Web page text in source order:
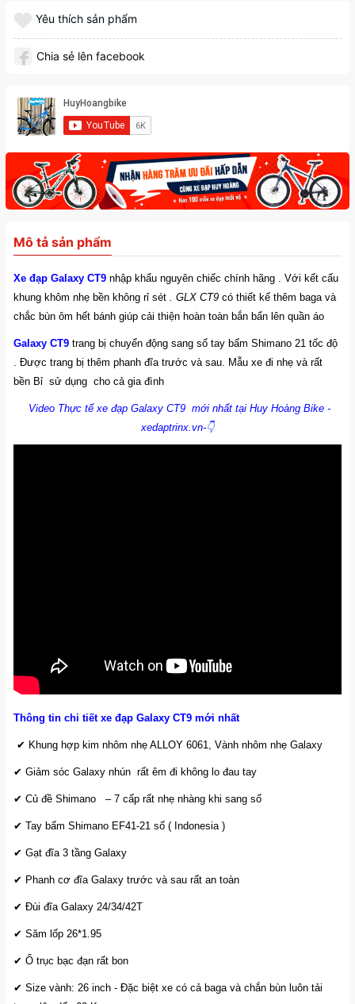
Yêu thích sản phẩm
Chia sẻ lên facebook
Mô tả sản phẩm
Xe đạp Galaxy CT9 nhập khẩu nguyên chiếc chính hãng . Với kết cấu
khung khôm nhẹ bền không rỉ sét
. GLX CT9 có thiết kế thêm baga và
chắc bùn ôm hết bánh giúp cải thiện hoàn toàn bắn bẩn lên quần áo
Galaxy CT9 trang bị chuyển động sang số tay bấm Shimano 21 tốc độ
. Được trang bị thêm phanh đĩa trước và sau. Mẫu xe đi nhẹ và rất
bền Bỉ sử dụng cho cả gia đình
Video Thực tế xe đạp Galaxy CT9 mới nhất tại Huy Hoàng Bike -
xedaptrinx.vn-👇
Thông tin chi tiết xe đạp Galaxy CT9 mới nhất
✔ Khung hợp kim nhôm nhẹ ALLOY 6061, Vành nhôm nhẹ Galaxy
✔ Giảm sóc Galaxy nhún rất êm đi không lo đau tay
✔ Củ đề Shimano – 7 cấp rất nhẹ nhàng khi sang số
✔ Tay bấm Shimano EF41-21 số ( Indonesia )
✔ Gạt đĩa 3 tầng Galaxy
✔ Phanh cơ đĩa Galaxy trước và sau rất an toàn
✔ Đùi đĩa Galaxy 24/34/42T
✔ Săm lốp 26*1.95
✔ Ổ trục bạc đạn rất bon
✔ Size vành: 26 inch - Đặc biệt xe có cả baga và chắn bùn luôn tải